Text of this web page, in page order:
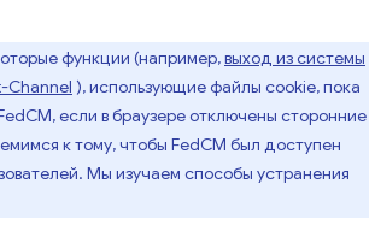
функции (например,выход из системы
Channel ), использующие файлы cookie, пока
если в браузере отключены сторонние
к тому, чтобы FedCM был доступен
Мы изучаем способы устранения